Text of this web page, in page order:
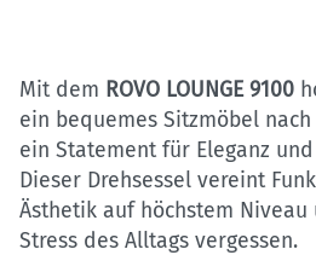
Mit dem ROVO LOUNGE 9100
ein bequemes Sitzmöbel
ein Statement für Eleganz
Dieser Drehsessel vereint
Ästhetik auf höchstem
Stress des Alltags vergessen.